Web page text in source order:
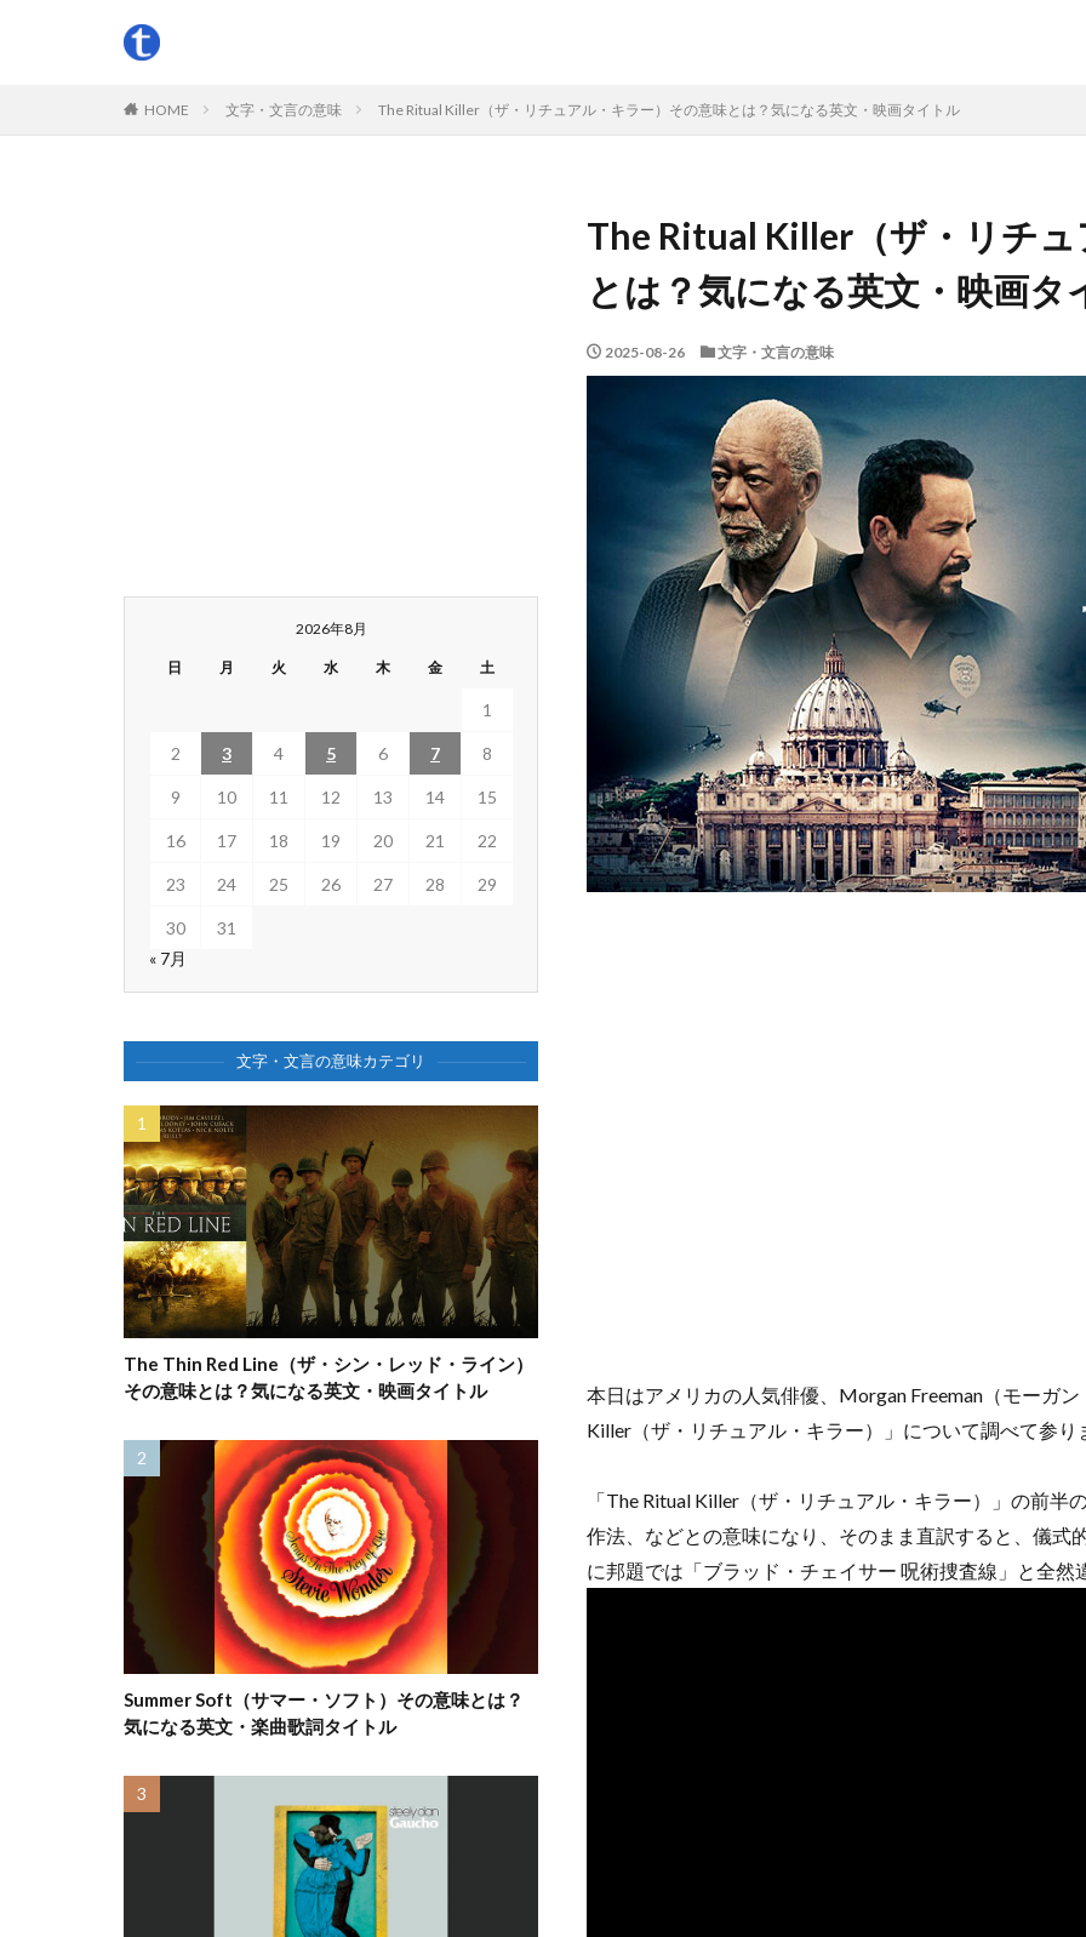
HOME 文字・文言の意味 The Ritual Killer（ザ・リチュアル・キラー）その意味とは？気になる英文・映画タイトル
The Ritual Killer（ザ・リチ
とは？気になる英文・映画タ
2025-08-26 文字・文言の意味
本日はアメリカの人気俳優、Morgan Freeman（モーガ
Killer（ザ・リチュアル・キラー）」について調べて参り
「The Ritual Killer（ザ・リチュアル・キラー）」の前
作法、などとの意味になり、そのまま直訳すると、儀式
に邦題では「ブラッド・チェイサー 呪術捜査線」と全然
2026年8月
日 月 火 水 木 金 土
1
2 3 4 5 6 7 8
9 10 11 12 13 14 15
16 17 18 19 20 21 22
23 24 25 26 27 28 29
30
31
« 7月
文字・文言の意味カテゴリ
The Thin Red Line（ザ・シン・レッド・ライン）
その意味とは？気になる英文・映画タイトル
Summer Soft（サマー・ソフト）その意味とは？
気になる英文・楽曲歌詞タイトル